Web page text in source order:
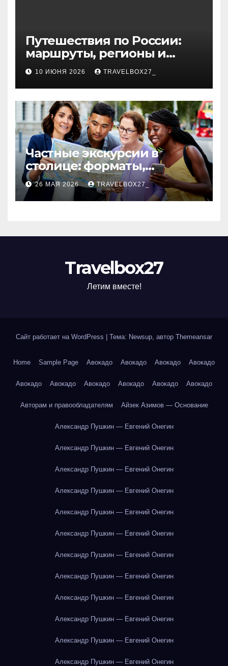
Путешествия по России:
маршруты, регионы и
особенности поездок
10 ИЮНЯ 2026 TRAVELBOX27_
Частные экскурсии в
столице: форматы,
маршруты и особенности
организации
26 МАЯ 2026 TRAVELBOX27_
Travelbox27
Летим вместе!
Сайт работает на WordPress Тема: Newsup, автор Themeansar
Home Sample Page Авокадо Авокадо Авокадо Авокадо
Авокадо Авокадо Авокадо Авокадо Авокадо Авокадо
Авторам и правообладателям Айзек Азимов — Основание
Александр Пушкин — Евгений Онегин
Александр Пушкин — Евгений Онегин
Александр Пушкин — Евгений Онегин
Александр Пушкин — Евгений Онегин
Александр Пушкин — Евгений Онегин
Александр Пушкин — Евгений Онегин
Александр Пушкин — Евгений Онегин
Александр Пушкин — Евгений Онегин
Александр Пушкин — Евгений Онегин
Александр Пушкин — Евгений Онегин
Александр Пушкин — Евгений Онегин
Александр Пушкин — Евгений Онегин